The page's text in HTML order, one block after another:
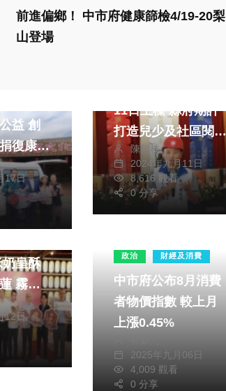
前進偏鄉！ 中市府健康篩檢4/19-20梨
山登場
益 創
復康巴
17日
11日上樑 縣府期許
打造兒少及社區閱讀
中心陳朝枝
2024年九月11日
8,616 觀看
0 分享
峰
好商城
」烤肉
米月餅
12日
政治 財經及消費
中市府公布8月消費
者物價指數 較上月
上漲0.45%
2025年九月06日
4,009 觀看
0 分享